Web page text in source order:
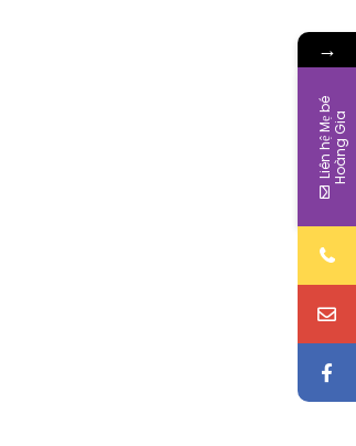
→
L
i
ê
n
h
ệ
M
ẹ
b
é
H
o
à
n
g
G
ia